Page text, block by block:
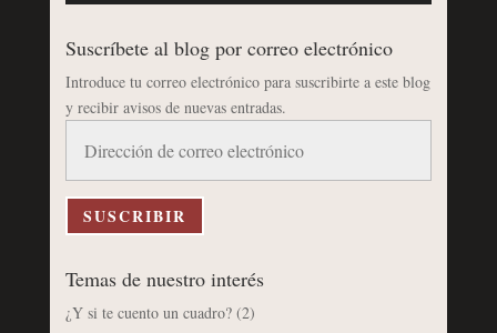
Suscríbete al blog por correo electrónico
Introduce tu correo electrónico para suscribirte a este blog
y recibir avisos de nuevas entradas.
correo
electrónico
SUSCRIBIR
Temas de nuestro interés
¿Y si te cuento un cuadro?(2)